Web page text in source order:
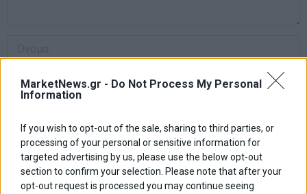
MarketNews.gr - Do Not Process My Personal
Information
If you wish to opt-out of the sale, sharing to third parties, or
processing of your personal or sensitive information for
targeted advertising by us, please use the below opt-out
section to confirm your selection. Please note that after your
opt-out request is processed you may continue seeing
Αποθήκευσε το όνομά μου, email, και τον ιστότοπο μου σε αυτόν
τον πλοηγό για την επόμενη φορά που θα σχολιάσω.